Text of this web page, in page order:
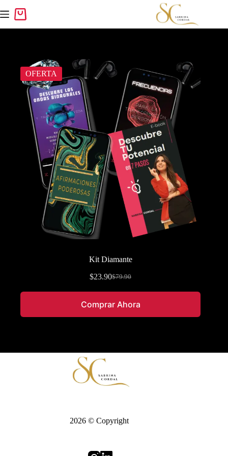
OFERTA
Kit Diamante
$79.90
$23.90
Comprar Ahora
2026 © Copyright